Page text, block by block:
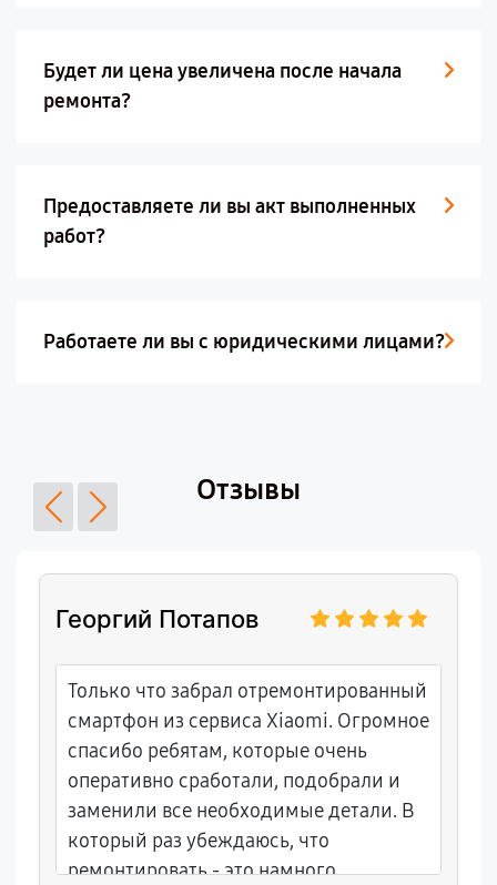
Будет ли цена увеличена после начала
ремонта?
Предоставляете ли вы акт выполненных
работ?
Работаете ли вы с юридическими лицами?
Отзывы
Георгий Потапов
Только что забрал отремонтированный
смартфон из сервиса Xiaomi. Огромное
спасибо ребятам, которые очень
оперативно сработали, подобрали и
заменили все необходимые детали. В
который раз убеждаюсь, что
ремонтировать - это намного